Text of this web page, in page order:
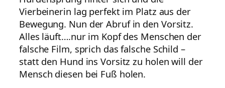
Vierbeinerin lag perfekt im Platz aus der
Bewegung. Nun der Abruf in den Vorsitz.
Alles läuft….nur im Kopf des Menschen der
falsche Film, sprich das falsche Schild –
statt den Hund ins Vorsitz zu holen will der
Mensch diesen bei Fuß holen.